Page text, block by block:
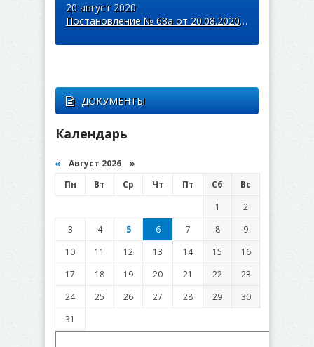
20 август 2020
Постановление № 68а от 20.08.2020 года
ДОКУМЕНТЫ
Календарь
« Август 2026 »
Пн
Вт Ср Чт Пт Сб
Вс
1
2
3
4 5 6 7 8
9
10
11 12 13 14 15
16
17
18 19 20 21 22
23
24
25 26 27 28 29
30
31